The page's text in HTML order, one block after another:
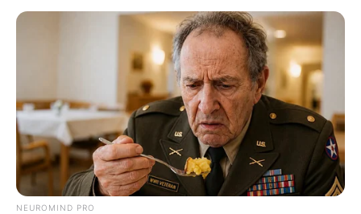
NEUROMIND PRO